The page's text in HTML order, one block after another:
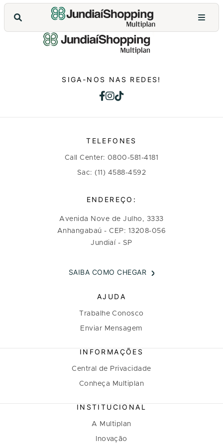
SIGA-NOS NAS REDES!
TELEFONES
Call Center: 0800-581-4181
Sac: (11) 4588-4592
ENDEREÇO:
Avenida Nove de Julho, 3333
Anhangabaú - CEP: 13208-056
Jundiaí - SP
SAIBA COMO CHEGAR
AJUDA
Trabalhe Conosco
Enviar Mensagem
INFORMAÇÕES
Central de Privacidade
Conheça Multiplan
INSTITUCIONAL
A Multiplan
Inovação